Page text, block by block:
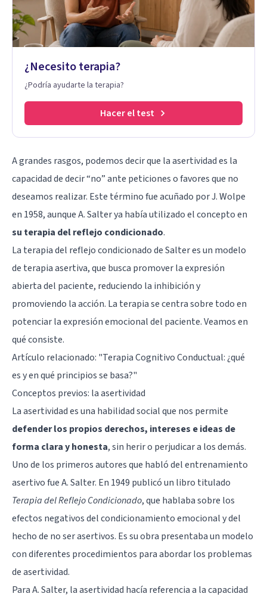
¿Necesito terapia?
¿Podría ayudarte la terapia?
Hacer el test
A grandes rasgos, podemos decir que la asertividad es la
capacidad de decir “no” ante peticiones o favores que no
deseamos realizar. Este término fue acuñado por J. Wolpe
en 1958, aunque A. Salter ya había utilizado el concepto en
su terapia del reflejo condicionado.
La terapia del reflejo condicionado de Salter es un modelo
de terapia asertiva, que busca promover la expresión
abierta del paciente, reduciendo la inhibición y
promoviendo la acción. La terapia se centra sobre todo en
potenciar la expresión emocional del paciente. Veamos en
qué consiste.
Artículo relacionado: "Terapia Cognitivo Conductual: ¿qué
es y en qué principios se basa?"
Conceptos previos: la asertividad
La asertividad es una habilidad social que nos permite
defender los propios derechos, intereses e ideas de
forma clara y honesta, sin herir o perjudicar a los demás.
Uno de los primeros autores que habló del entrenamiento
asertivo fue A. Salter. En 1949 publicó un libro titulado
Terapia del Reflejo Condicionado, que hablaba sobre los
efectos negativos del condicionamiento emocional y del
hecho de no ser asertivos. Es su obra presentaba un modelo
con diferentes procedimientos para abordar los problemas
de asertividad.
Para A. Salter, la asertividad hacía referencia a la capacidad